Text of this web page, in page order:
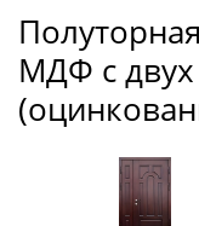
МДФ с двух